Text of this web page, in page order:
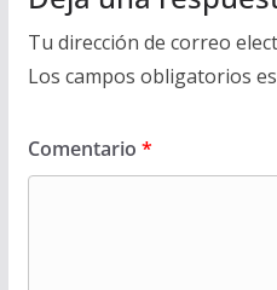
Tu dirección de correo
Los campos obligatorios
Comentario *